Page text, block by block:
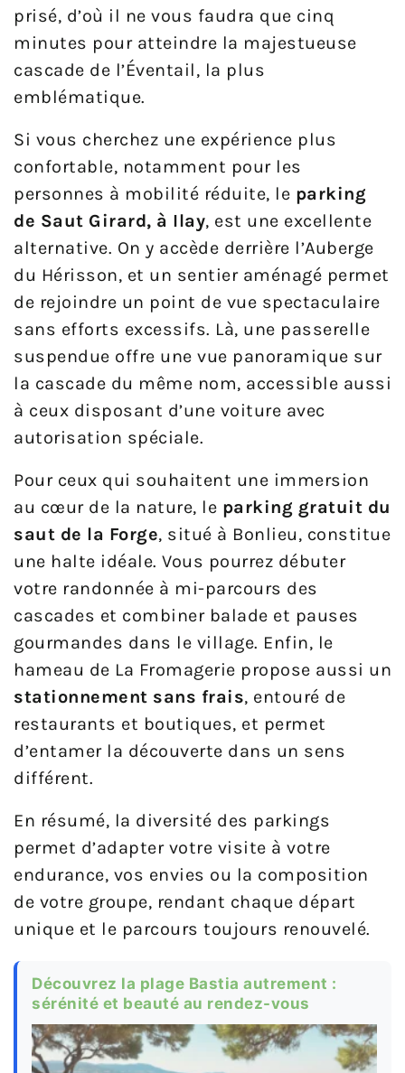
prisé, d’où il ne vous faudra que cinq
minutes pour atteindre la majestueuse
cascade de l’Éventail, la plus
emblématique.
Si vous cherchez une expérience plus
confortable, notamment pour les
personnes à mobilité réduite, le parking
de Saut Girard, à Ilay, est une excellente
alternative. On y accède derrière l’Auberge
du Hérisson, et un sentier aménagé permet
de rejoindre un point de vue spectaculaire
sans efforts excessifs. Là, une passerelle
suspendue offre une vue panoramique sur
la cascade du même nom, accessible aussi
à ceux disposant d’une voiture avec
autorisation spéciale.
Pour ceux qui souhaitent une immersion
au cœur de la nature, le parking gratuit du
saut de la Forge, situé à Bonlieu, constitue
une halte idéale. Vous pourrez débuter
votre randonnée à mi-parcours des
cascades et combiner balade et pauses
gourmandes dans le village. Enfin, le
hameau de La Fromagerie propose aussi un
stationnement sans frais, entouré de
restaurants et boutiques, et permet
d’entamer la découverte dans un sens
différent.
En résumé, la diversité des parkings
permet d’adapter votre visite à votre
endurance, vos envies ou la composition
de votre groupe, rendant chaque départ
unique et le parcours toujours renouvelé.
Découvrez la plage Bastia autrement :
sérénité et beauté au rendez-vous